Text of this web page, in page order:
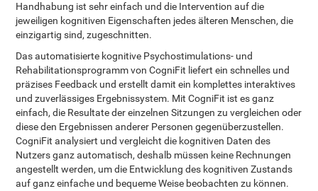
Handhabung ist sehr einfach und die Intervention auf die
jeweiligen kognitiven Eigenschaften jedes älteren Menschen, die
einzigartig sind, zugeschnitten.
Das automatisierte kognitive Psychostimulations- und
Rehabilitationsprogramm von CogniFit liefert ein schnelles und
präzises Feedback und erstellt damit ein komplettes interaktives
und zuverlässiges Ergebnissystem. Mit CogniFit ist es ganz
einfach, die Resultate der einzelnen Sitzungen zu vergleichen oder
diese den Ergebnissen anderer Personen gegenüberzustellen.
CogniFit analysiert und vergleicht die kognitiven Daten des
Nutzers ganz automatisch, deshalb müssen keine Rechnungen
angestellt werden, um die Entwicklung des kognitiven Zustands
auf ganz einfache und bequeme Weise beobachten zu können.